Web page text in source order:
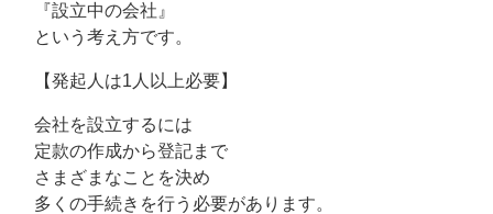
『設立中の会社』
という考え方です。
【発起人は1人以上必要】
会社を設立するには
定款の作成から登記まで
さまざまなことを決め
多くの手続きを行う必要があります。